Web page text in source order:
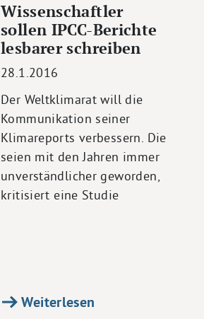
Wissenschaftler
sollen IPCC-Berichte
lesbarer schreiben
28.1.2016
Der Weltklimarat will die
Kommunikation seiner
Klimareports verbessern. Die
seien mit den Jahren immer
unverständlicher geworden,
kritisiert eine Studie
Weiterlesen